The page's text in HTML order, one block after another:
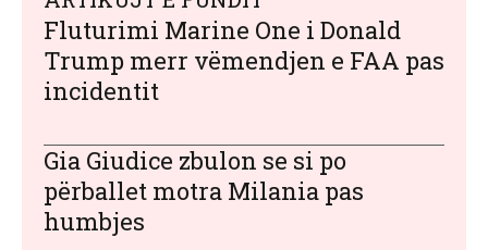
Fluturimi Marine One i Donald
Trump merr vëmendjen e FAA pas
incidentit
Gia Giudice zbulon se si po
përballet motra Milania pas
humbjes